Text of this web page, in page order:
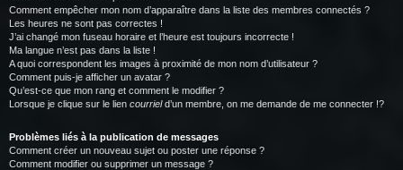
Comment empêcher mon nom d’apparaître dans la liste des membres connectés ?
Les heures ne sont pas correctes !
J’ai changé mon fuseau horaire et l’heure est toujours incorrecte !
Ma langue n’est pas dans la liste !
A quoi correspondent les images à proximité de mon nom d’utilisateur ?
Comment puis-je afficher un avatar ?
Qu’est-ce que mon rang et comment le modifier ?
Lorsque je clique sur le lien courrield’un membre, on me demande de me connecter !?
Problèmes liés à la publication de messages
Comment créer un nouveau sujet ou poster une réponse ?
Comment modifier ou supprimer un message ?